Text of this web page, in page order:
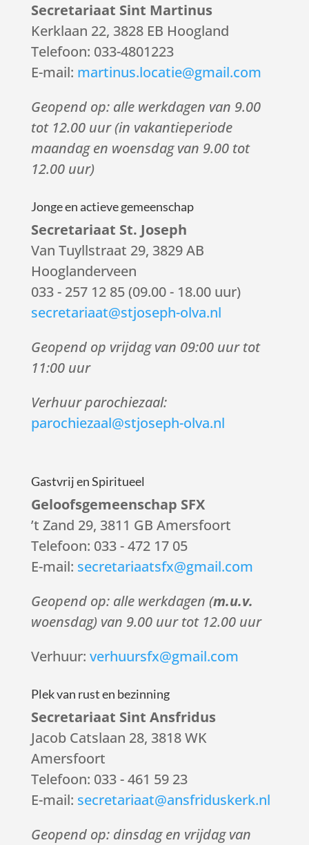
Secretariaat Sint Martinus
Kerklaan 22, 3828 EB Hoogland
Telefoon: 033-4801223
E-mail: martinus.locatie@gmail.com
Geopend op: alle werkdagen van 9.00
tot 12.00 uur (in vakantieperiode
maandag en woensdag van 9.00 tot
12.00 uur)
Jonge en actieve gemeenschap
Secretariaat St. Joseph
Van Tuyllstraat 29, 3829 AB
Hooglanderveen
033 - 257 12 85 (09.00 - 18.00 uur)
secretariaat@stjoseph-olva.nl
Geopend op vrijdag van 09:00 uur tot
11:00 uur
Verhuur parochiezaal:
parochiezaal@stjoseph-olva.nl
Gastvrij en Spiritueel
Geloofsgemeenschap SFX
’t Zand 29, 3811 GB Amersfoort
Telefoon: 033 - 472 17 05
E-mail: secretariaatsfx@gmail.com
Geopend op: alle werkdagen (m.u.v.
woensdag) van 9.00 uur tot 12.00 uur
Verhuur: verhuursfx@gmail.com
Plek van rust en bezinning
Secretariaat Sint Ansfridus
Jacob Catslaan 28, 3818 WK
Amersfoort
Telefoon: 033 - 461 59 23
E-mail: secretariaat@ansfriduskerk.nl
Geopend op: dinsdag en vrijdag van